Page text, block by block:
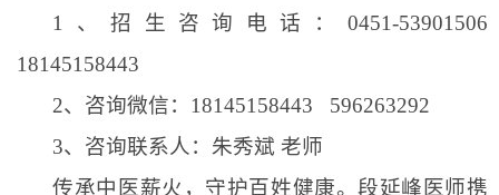
1、招生咨询电话：0451-53901506
18145158443
2、 咨询微信： 18145158443 596263292
3、咨询联系人：朱秀斌 老师
传承中医薪火，守护百姓健康。段延峰医师携